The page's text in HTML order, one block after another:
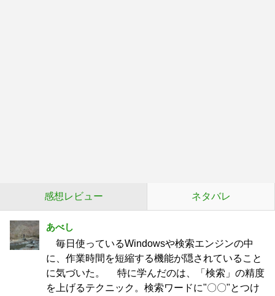
感想レビュー ネタバレ
あべし
毎日使っているWindowsや検索エンジンの中
に、作業時間を短縮する機能が隠されていること
に気づいた。 特に学んだのは、「検索」の精度
を上げるテクニック。検索ワードに"〇〇"とつけ